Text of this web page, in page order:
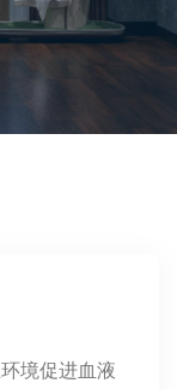
境促进血液